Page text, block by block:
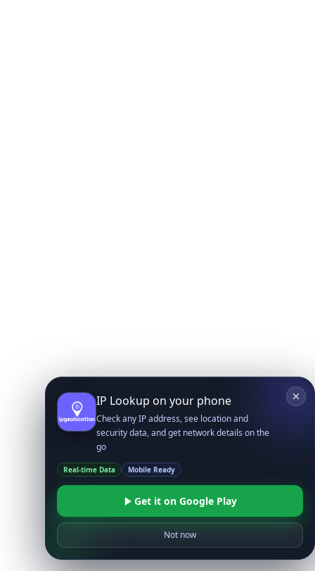
IP Lookup on your phone
Check any IP address, see location and
security data, and get network details on the
go
Real-time Data Mobile Ready
Get it on Google Play
Not now